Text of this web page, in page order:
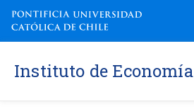
Instituto de Economía